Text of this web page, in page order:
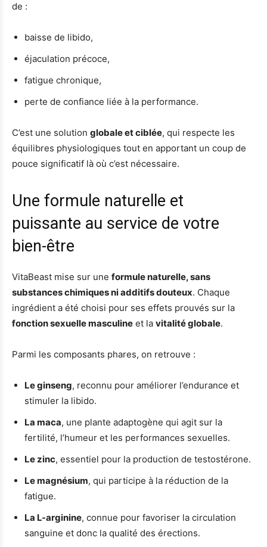
de :
baisse de libido,
éjaculation précoce,
fatigue chronique,
perte de confiance liée à la performance.
C’est une solution globale et ciblée, qui respecte les
équilibres physiologiques tout en apportant un coup de
pouce significatif là où c’est nécessaire.
Une formule naturelle et
puissante au service de votre
bien-être
VitaBeast mise sur une formule naturelle, sans
substances chimiques ni additifs douteux. Chaque
ingrédient a été choisi pour ses effets prouvés sur la
fonction sexuelle masculine et la vitalité globale.
Parmi les composants phares, on retrouve :
Le ginseng, reconnu pour améliorer l’endurance et
stimuler la libido.
La maca, une plante adaptogène qui agit sur la
fertilité, l’humeur et les performances sexuelles.
Le zinc, essentiel pour la production de testostérone.
Le magnésium, qui participe à la réduction de la
fatigue.
La L-arginine, connue pour favoriser la circulation
sanguine et donc la qualité des érections.